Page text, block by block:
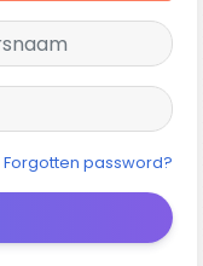
Forgotten password?